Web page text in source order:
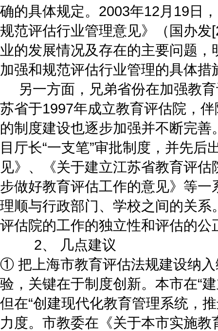
确的具体规定。2003年12月19日
规范评估行业管理意见》（国办
业的发展情况及存在的主要问题
加强和规范评估行业管理的具体
另一方面，兄弟省份在加强教
苏省于1997年成立教育评估院，
的制度建设也逐步加强并不断完
目厅长“一支笔”审批制度，并先
见》、《关于建立江苏省教育评
步做好教育评估工作的意见》等
理顺与行政部门、学校之间的关
评估院的工作的独立性和评估的公
2、 几点建议
① 把上海市教育评估法规建设纳
验，关键在于制度创新。本市在“
但在“创建现代化教育管理系统，
力度。市教委在《关于本市实施